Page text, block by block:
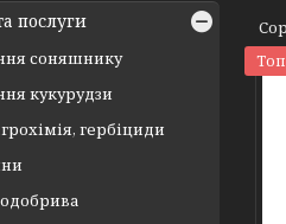
послуги
соняшнику
кукурудзи
гербіциди